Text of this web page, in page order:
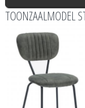
TOONZAALMODEL